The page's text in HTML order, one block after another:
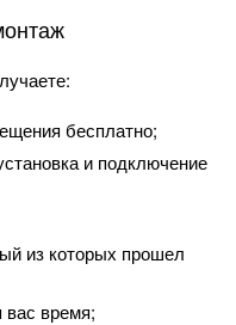
бесплатно;
и подключение
из которых прошел
время;